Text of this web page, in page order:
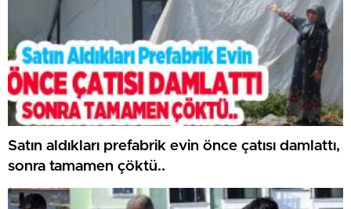
Satın aldıkları prefabrik evin önce çatısı damlattı,
sonra tamamen çöktü..